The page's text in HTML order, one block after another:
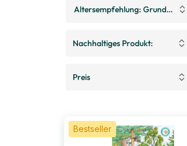
Altersempfehlung: Grundschule
Nachhaltiges Produkt:
Preis
Bestseller